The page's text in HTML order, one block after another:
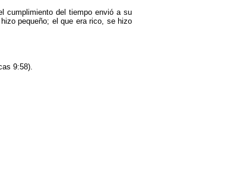
cumplimiento del tiempo envió a su
pequeño; el que era rico, se hizo
9:58).